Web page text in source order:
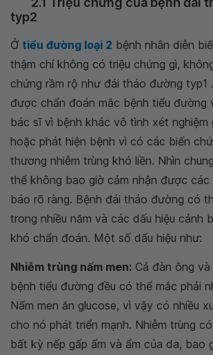
typ2
Ở tiểu đường loại 2 bệnh nhân diễn
thậm chí không có triệu chứng gì,
chứng rầm rộ như đái tháo đường typ1
được chẩn đoán mắc bệnh tiểu đường
bác sĩ vì bệnh khác vô tình xét nghiệm
hoặc phát hiện bệnh vì có các biến
thương nhiễm trùng khó liền. Nhìn
thể không bao giờ cảm nhận được các
báo rõ ràng. Bệnh đái tháo đường có
trong nhiều năm và các dấu hiệu cảnh
khó chẩn đoán. Một số dấu hiệu như:
Nhiễm trùng nấm men: Cả đàn ông
bệnh tiểu đường đều có thể mắc phải
Nấm men ăn glucose, vì vậy có nhiều
cho nó phát triển mạnh. Nhiễm trùng
bất kỳ nếp gấp ấm và ẩm của da, bao